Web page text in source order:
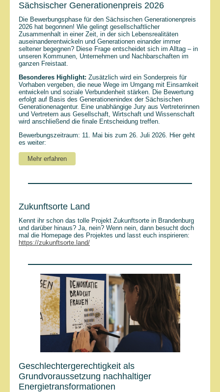
Sächsischer Generationenpreis 2026
Die Bewerbungsphase für den Sächsischen Generationenpreis
2026 hat begonnen! Wie gelingt gesellschaftlicher
Zusammenhalt in einer Zeit, in der sich Lebensrealitäten
auseinanderentwickeln und Generationen einander immer
seltener begegnen? Diese Frage entscheidet sich im Alltag – in
unseren Kommunen, Unternehmen und Nachbarschaften im
ganzen Freistaat.
Besonderes Highlight: Zusätzlich wird ein Sonderpreis für
Vorhaben vergeben, die neue Wege im Umgang mit Einsamkeit
entwickeln und soziale Verbundenheit stärken. Die Bewertung
erfolgt auf Basis des Generationenindex der Sächsischen
Generationenagentur. Eine unabhängige Jury aus Vertreterinnen
und Vertretern aus Gesellschaft, Wirtschaft und Wissenschaft
wird anschließend die finale Entscheidung treffen.
Bewerbungszeitraum: 11. Mai bis zum 26. Juli 2026. Hier geht
es weiter:
Mehr erfahren
Zukunftsorte Land
Kennt ihr schon das tolle Projekt Zukunftsorte in Brandenburg
und darüber hinaus? Ja, nein? Wenn nein, dann besucht doch
mal die Homepage des Projektes und lasst euch inspirieren:
https://zukunftsorte.land/
Geschlechtergerechtigkeit als
Grundvoraussetzung nachhaltiger
Energietransformationen